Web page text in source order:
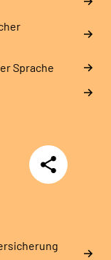
Sprache
Teilen